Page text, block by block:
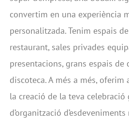
convertim en una experiència
personalitzada. Tenim espais
restaurant, sales privades
presentacions, grans espais
discoteca. A més a més, oferim
la creació de la teva celebració
d’organització